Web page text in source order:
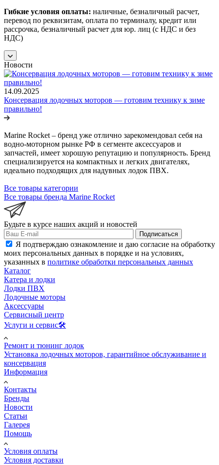
Гибкие условия оплаты: наличные, безналичный расчет,
перевод по реквизитам, оплата по терминалу, кредит или
рассрочка, безналичный расчет для юр. лиц (с НДС и без
НДС)
Новости
14.09.2025
Консервация лодочных моторов — готовим технику к зиме
правильно!
Marine Rocket – бренд уже отлично зарекомендовал себя на
водно-моторном рынке РФ в сегменте аксессуаров и
запчастей, имеет хорошую репутацию и популярность. Бренд
специализируется на компактных и легких двигателях,
идеально подходящих для надувных лодок ПВХ.
Все товары категории
Все товары бренда Marine Rocket
Будьте в курсе наших акций и новостей
Подписаться
Я подтверждаю ознакомление и даю согласие на обработку
моих персональных данных в порядке и на условиях,
указанных в политике обработки персональных данных
Каталог
Катера и лодки
Лодки ПВХ
Лодочные моторы
Аксессуары
Сервисный центр
Услуги и сервис🛠️
Ремонт и тюнинг лодок
Установка лодочных моторов, гарантийное обслуживание и
консервация
Информация
Контакты
Бренды
Новости
Статьи
Галерея
Помощь
Условия оплаты
Условия доставки